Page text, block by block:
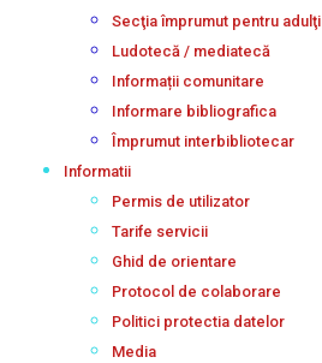
Secţia împrumut pentru adulţi
Ludotecă / mediatecă
Informații comunitare
Informare bibliografica
Împrumut interbibliotecar
Informatii
Permis de utilizator
Tarife servicii
Ghid de orientare
Protocol de colaborare
Politici protectia datelor
Media